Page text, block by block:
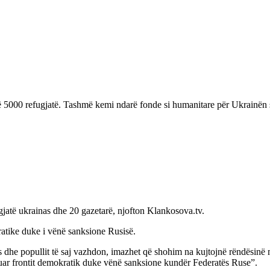
refugjatë. Tashmë kemi ndarë fonde si humanitare për
ukrainas dhe 20 gazetarë, njofton Klankosova.tv.
duke i vënë sanksione Rusisë.
popullit të saj vazhdon, imazhet që shohim na kujtojnë
frontit demokratik duke vënë sanksione kundër Federatës Ruse”.